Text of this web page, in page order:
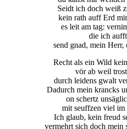
Seidt ich doch weiß
kein rath auff Erd
es leit am tag:
die ich
send gnad, mein Herr,
Recht als ein Wild
vör ab weil
durch leidens gwalt
Dadurch mein krancks
on schertz
mit seuffzen viel im
Ich glaub, kein freud
vermehrt sich doch mein